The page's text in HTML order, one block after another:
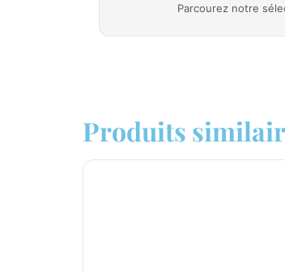
Parcourez notre
Produits